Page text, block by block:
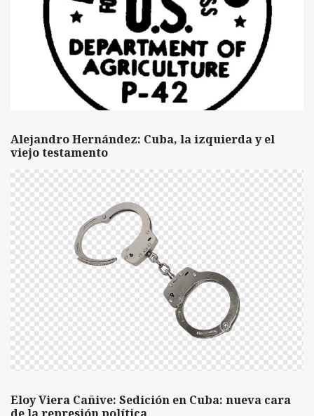
Alejandro Hernández: Cuba, la izquierda y el
viejo testamento
Eloy Viera Cañive: Sedición en Cuba: nueva cara